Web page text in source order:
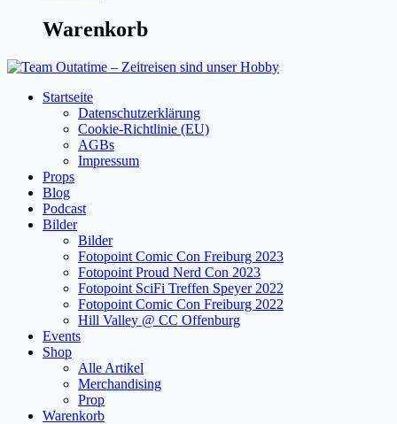
Warenkorb
Startseite
Datenschutzerklärung
Cookie-Richtlinie (EU)
AGBs
Impressum
Props
Blog
Podcast
Bilder
Bilder
Fotopoint Comic Con Freiburg 2023
Fotopoint Proud Nerd Con 2023
Fotopoint SciFi Treffen Speyer 2022
Fotopoint Comic Con Freiburg 2022
Hill Valley @ CC Offenburg
Events
Shop
Alle Artikel
Merchandising
Prop
Warenkorb